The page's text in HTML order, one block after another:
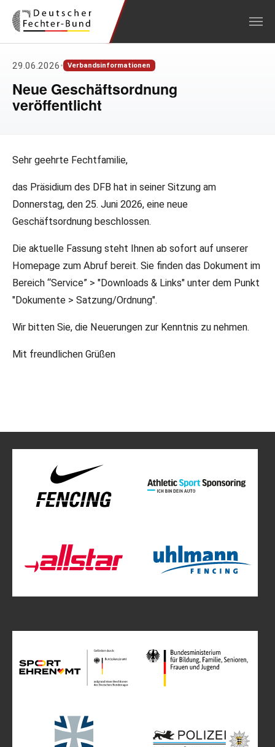
29.06.2026• Verbandsinformationen
Neue Geschäftsordnung
veröffentlicht
Sehr geehrte Fechtfamilie,
das Präsidium des DFB hat in seiner Sitzung am
Donnerstag, den 25. Juni 2026, eine neue
Geschäftsordnung beschlossen.
Die aktuelle Fassung steht Ihnen ab sofort auf unserer
Homepage zum Abruf bereit. Sie finden das Dokument im
Bereich “Service” > "Downloads & Links" unter dem Punkt
"Dokumente > Satzung/Ordnung".
Wir bitten Sie, die Neuerungen zur Kenntnis zu nehmen.
Mit freundlichen Grüßen